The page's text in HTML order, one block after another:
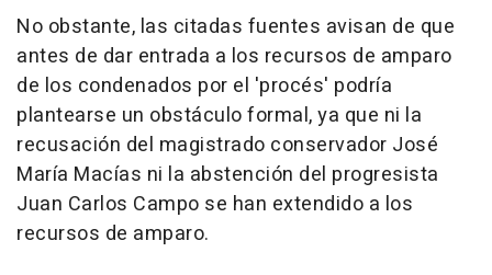
No obstante, las citadas fuentes avisan de que
antes de dar entrada a los recursos de amparo
de los condenados por el 'procés' podría
plantearse un obstáculo formal, ya que ni la
recusación del magistrado conservador José
María Macías ni la abstención del progresista
Juan Carlos Campo se han extendido a los
recursos de amparo.